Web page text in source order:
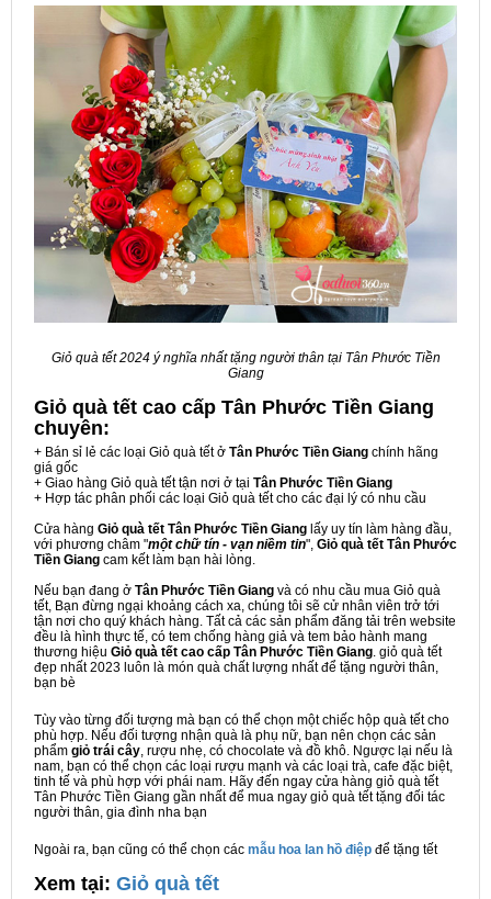
Giỏ quà tết 2024 ý nghĩa nhất tặng người thân tại Tân Phước Tiền
Giang
Giỏ quà tết cao cấp Tân Phước Tiền Giang
chuyên:
+ Bán sỉ lẻ các loại Giỏ quà tết ở Tân Phước Tiền Giang chính hãng
giá gốc
+ Giao hàng Giỏ quà tết tận nơi ở tại Tân Phước Tiền Giang
+ Hợp tác phân phối các loại Giỏ quà tết cho các đại lý có nhu cầu
Cửa hàng Giỏ quà tết Tân Phước Tiền Giang lấy uy tín làm hàng đầu,
với phương châm "một chữ tín - vạn niềm tin", Giỏ quà tết Tân Phước
Tiền Giang cam kết làm bạn hài lòng.
Nếu bạn đang ở Tân Phước Tiền Giang và có nhu cầu mua Giỏ quà
tết, Bạn đừng ngại khoảng cách xa, chúng tôi sẽ cử nhân viên trở tới
tận nơi cho quý khách hàng. Tất cả các sản phẩm đăng tải trên website
đều là hình thực tế, có tem chống hàng giả và tem bảo hành mang
thương hiệu Giỏ quà tết cao cấp Tân Phước Tiền Giang. giỏ quà tết
đẹp nhất 2023 luôn là món quà chất lượng nhất để tặng người thân,
bạn bè
Tùy vào từng đối tượng mà bạn có thể chọn một chiếc hộp quà tết cho
phù hợp. Nếu đối tượng nhận quà là phụ nữ, bạn nên chọn các sản
phẩm giỏ trái cây, rượu nhẹ, có chocolate và đồ khô. Ngược lại nếu là
nam, bạn có thể chọn các loại rượu mạnh và các loại trà, cafe đặc biệt,
tinh tế và phù hợp với phái nam. Hãy đến ngay cửa hàng giỏ quà tết
Tân Phước Tiền Giang gần nhất để mua ngay giỏ quà tết tặng đối tác
người thân, gia đình nha bạn
Ngoài ra, bạn cũng có thể chọn các mẫu hoa lan hồ điệp để tặng tết
Xem tại: Giỏ quà tết